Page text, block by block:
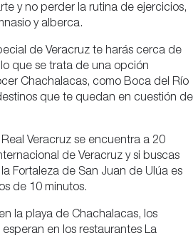
y no perder la rutina de ejercicios,
y alberca.
de Veracruz te harás cerca de
que se trata de una opción
Chachalacas, como Boca del Río
que te quedan en cuestión de
Veracruz se encuentra a 20
de Veracruz y si buscas
Fortaleza de San Juan de Ulúa es
de 10 minutos.
la playa de Chachalacas, los
en los restaurantes La